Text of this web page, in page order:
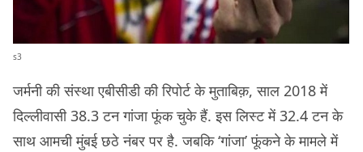
s3
जर्मनी की संस्‍था एबीसीडी की रिपोर्ट के मुताबिक़, साल 2018 में
दिल्लीवासी 38.3 टन गांजा फूंक चुके हैं. इस लिस्ट में 32.4 टन के
साथ आमची मुंबई छठे नंबर पर है. जबकि ‘गांजा’ फूंकने के मामले में